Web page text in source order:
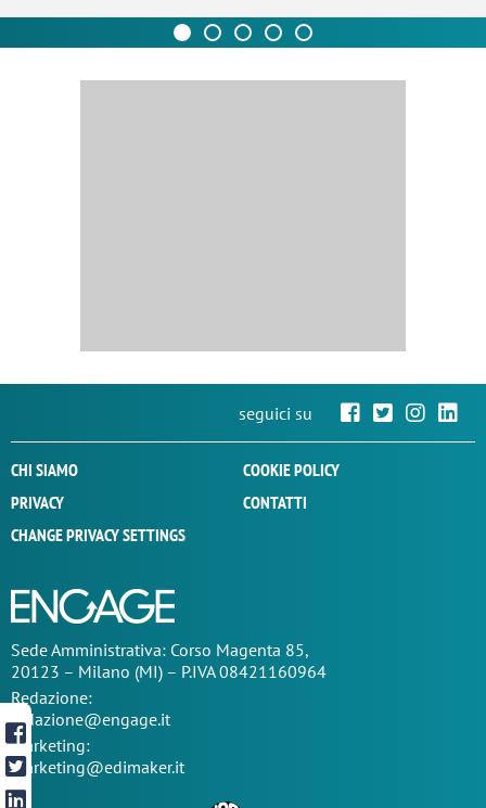
seguici su
CHI SIAMO
COOKIE POLICY
PRIVACY
CONTATTI
CHANGE PRIVACY SETTINGS
SedeAmministrativa: Corso Magenta 85,
20123 – Milano (MI) – P.IVA 08421160964
Redazione:
redazione@engage.it
Marketing:
marketing@edimaker.it